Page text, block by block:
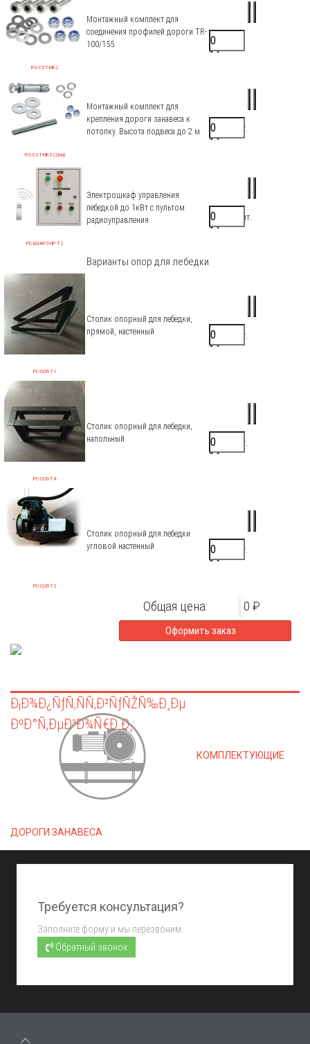
RS-CST-MK2
Монтажный комплект для
соединения профилей дороги TR-
100/155
204 ₽/шт.
0 ₽
RS-CST-MK5 (2,0м)
Монтажный комплект для
крепления дороги занавеса к
потолку. Высота подвеса до 2 м
1000 ₽/шт.
0 ₽
РС-ШУАРЗ-НР-Т2
Электрошкаф управления
лебедкой до 1кВт с пультом
радиоуправления
67200 ₽/шт.
0 ₽
Варианты опор для лебедки
РС-СОЛ-Т1
Столик опорный для лебедки,
прямой, настенный
6500 ₽/шт.
0 ₽
РС-СОЛ-Т4
Столик опорный для лебедки,
напольный
7500 ₽/шт.
0 ₽
РС-СОЛ-Т2
Столик опорный для лебедки
угловой настенный
7500 ₽/шт.
0 ₽
Общая цена: 0 ₽
КОМПЛЕКТУЮЩИЕ
ДОРОГИ ЗАНАВЕСА
Требуется консультация?
Заполните форму и мы перезвоним.
Обратный звонок